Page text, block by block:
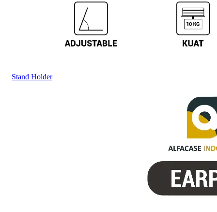
Stand Holder